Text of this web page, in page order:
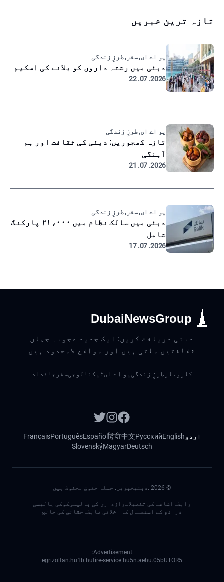
تازہ ترین خبریں
یو اے ای, سفر, طرزِ زندگی
دبئی میں رشتہ داروں کو بلانے کی اسکیم
2026. 07. 22
یو اے ای, طرزِ زندگی
تازہ کھجوریں: دبئی کی ثقافت اور ہم
آہنگی
2026. 07. 21
یو اے ای, سفر, طرزِ زندگی
دبئی میں سالک نظام میں ۲۱،۰۰۰ پارکنگ
شامل
2026. 07. 17
DubaiNewsGroup
دبئی دریافت کریں: ایک جدید عجوبہ جہاں
ثقافتیں ملتی ہیں اور مواقع لامحدود ہیں
کاروبار طرزِ زندگی یو اے ایٹیکنالوجیسفر جائداد
اردو English
Русский
中文
हिंदी
Español
Português
Français
Deutsch
Magyar
Slovenský
©
2026 .دبئیخبریں. جملہ حقوق محفوظ ہیں
رابطہ اشاعت کی تفصیلاترازداری کی پالیسیکوکی پالیسی
ذرائع کے استعمال کا اخلاقی ضابطہ حقائق کی جانچ
Advertisement:
bUTOR5
05.hu
5n.ae
tire-service.hu
1b.hu
egrizoltan.hu